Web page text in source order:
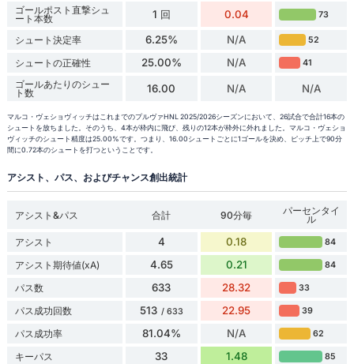
ゴールポスト直撃シュ
ート本数 1 回 0.04 73
シュート決定率 6.25% N/A 52
シュートの正確性 25.00% N/A 41
ゴールあたりのシュー
ト数 16.00 N/A N/A
マルコ・ヴェショヴィッチはこれまでのプルヴァHNL 2025/2026シーズンにおいて、26試合で合計16本の
シュートを放ちました。そのうち、4本が枠内に飛び、残りの12本が枠外に外れました。マルコ・ヴェショ
ヴィッチのシュート精度は25.00%です。つまり、16.00シュートごとに1ゴールを決め、ピッチ上で90分
間に0.72本のシュートを打つということです。
アシスト、パス、およびチャンス創出統計
アシスト&パス 合計 90分毎 パーセンタイ
ル
アシスト
4 0.18 84
アシスト期待値(xA) 4.65 0.21 84
パス数 633 28.32 33
パス成功回数 513 / 633 22.95 39
パス成功率 81.04% N/A 62
キーパス 33 1.48 85